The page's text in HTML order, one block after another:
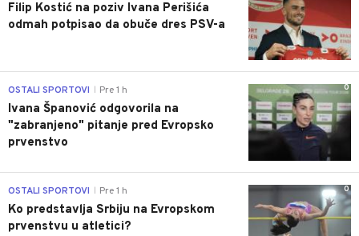
Filip Kostić na poziv Ivana Perišića
odmah potpisao da obuče dres PSV-a
0
OSTALI SPORTOVI Pre 1 h
Ivana Španović odgovorila na
"zabranjeno" pitanje pred Evropsko
prvenstvo
0
OSTALI SPORTOVI Pre 1 h
Ko predstavlja Srbiju na Evropskom
prvenstvu u atletici?